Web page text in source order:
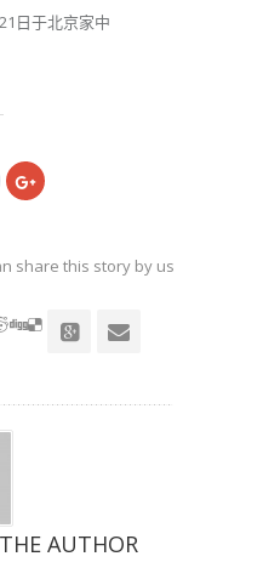
日于北京家中
点
击
共
享
窗
口
share this story by using your
AUTHOR